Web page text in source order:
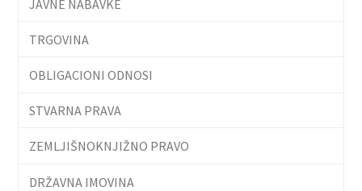
JAVNE NABAVKE
TRGOVINA
OBLIGACIONI ODNOSI
STVARNA PRAVA
ZEMLJIŠNOKNJIŽNO PRAVO
DRŽAVNA IMOVINA